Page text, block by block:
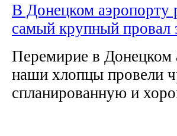
В Донецком аэропорту
самый крупный провал
Перемирие в Донецком
наши хлопцы провели
спланированную и